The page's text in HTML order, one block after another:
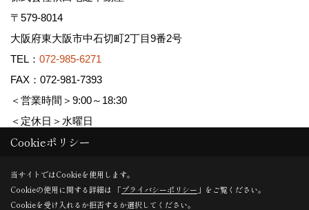
〒579-8014
大阪府東大阪市中石切町2丁目9番2号
TEL： 072-985-6271
FAX：072-981-7393
＜営業時間＞9:00～18:30
＜定休日＞水曜日
Copyright (c) AKITA TAKKEN FUDOUSAN Co.,Ltd. All Rights Reserved.
Produced byゴデスクリエイト
Cookieポリシー
当サイトではCookieを使用します。
Cookieの使用に関する詳細は 「プライバシーポリシー 」をご覧ください。
Cookieを受け入れるか拒否するか選択してください。